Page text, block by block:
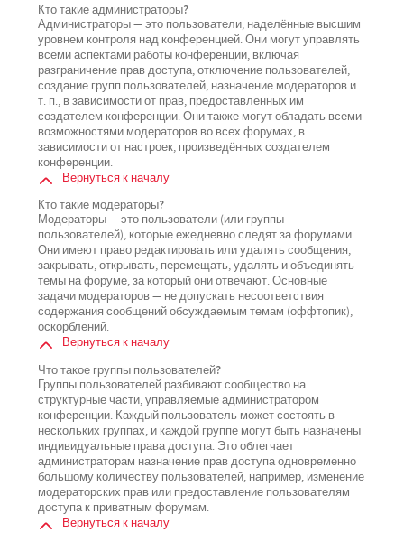
Кто такие администраторы?
Администраторы — это пользователи, наделённые высшим
уровнем контроля над конференцией. Они могут управлять
всеми аспектами работы конференции, включая
разграничение прав доступа, отключение пользователей,
создание групп пользователей, назначение модераторов и
т. п., в зависимости от прав, предоставленных им
создателем конференции. Они также могут обладать всеми
возможностями модераторов во всех форумах, в
зависимости от настроек, произведённых создателем
конференции.
Вернуться к началу
Кто такие модераторы?
Модераторы — это пользователи (или группы
пользователей), которые ежедневно следят за форумами.
Они имеют право редактировать или удалять сообщения,
закрывать, открывать, перемещать, удалять и объединять
темы на форуме, за который они отвечают. Основные
задачи модераторов — не допускать несоответствия
содержания сообщений обсуждаемым темам (оффтопик),
оскорблений.
Вернуться к началу
Что такое группы пользователей?
Группы пользователей разбивают сообщество на
структурные части, управляемые администратором
конференции. Каждый пользователь может состоять в
нескольких группах, и каждой группе могут быть назначены
индивидуальные права доступа. Это облегчает
администраторам назначение прав доступа одновременно
большому количеству пользователей, например, изменение
модераторских прав или предоставление пользователям
доступа к приватным форумам.
Вернуться к началу